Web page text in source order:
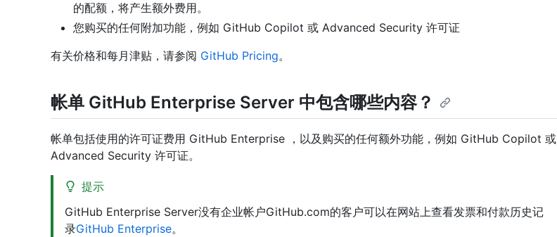
的配额，将产生额外费用。
您购买的任何附加功能，例如 GitHub Copilot 或 Advanced Security 许可证
有关价格和每月津贴，请参阅 GitHub Pricing。
帐单 GitHub Enterprise Server 中包含哪些内容？
帐单包括使用的许可证费用 GitHub Enterprise ，以及购买的任何额外功能，例如 GitHub Copilot 或
Advanced Security 许可证。
提示
GitHub Enterprise Server没有企业帐户GitHub.com的客户可以在网站上查看发票和付款历史记
录GitHub Enterprise。